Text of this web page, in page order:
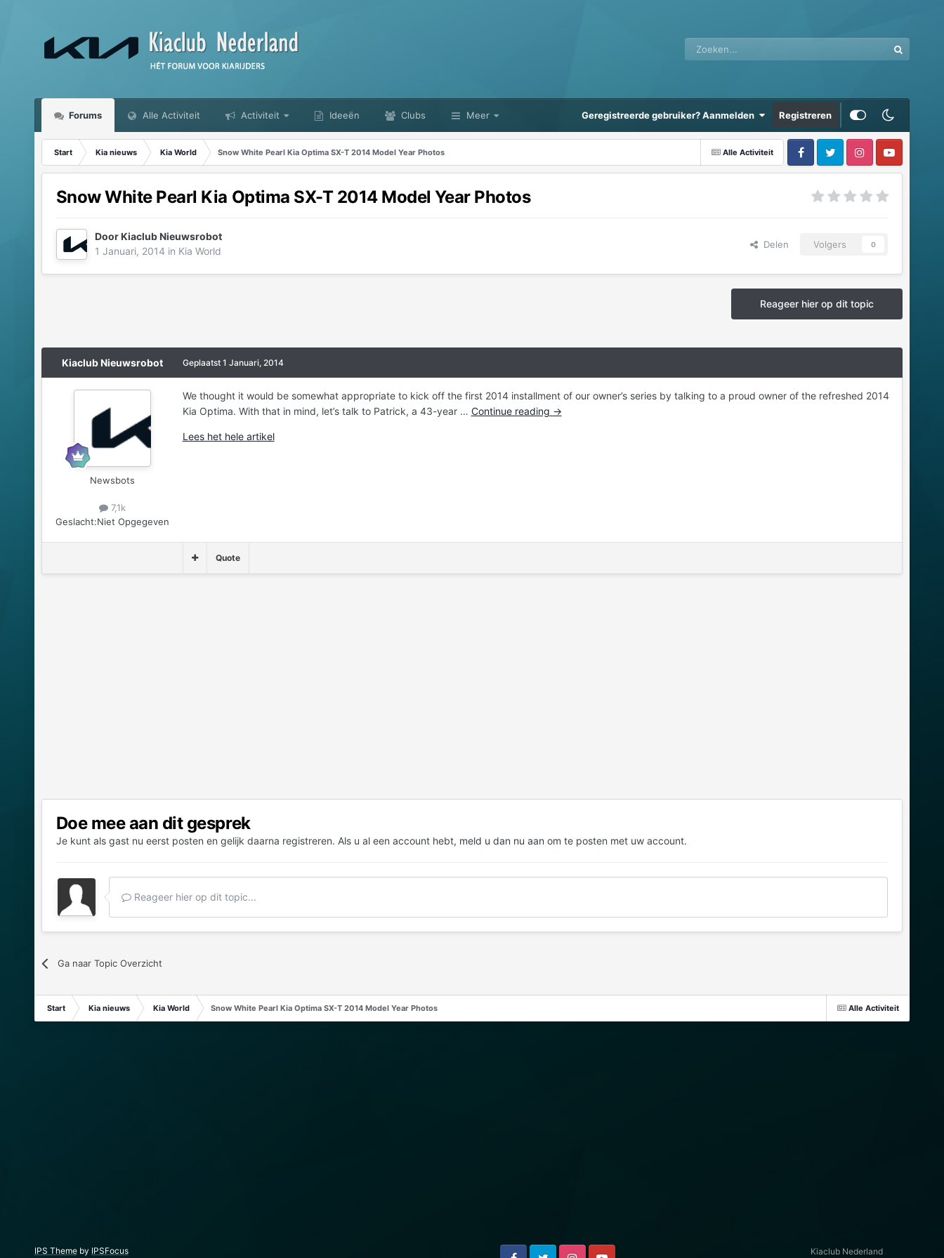
Forums Alle Activiteit Activiteit Ideeën Clubs Meer Geregistreerde gebruiker? Aanmelden Registreren
Alle Activiteit
Start Kia nieuws Kia World Snow White Pearl Kia Optima SX-T 2014 Model Year Photos
Snow White Pearl Kia Optima SX-T 2014 Model Year Photos
DoorKiaclub Nieuwsrobot
1 Januari, 2014 in Kia World
Delen Volgers 0
Reageer hier op dit topic
Kiaclub Nieuwsrobot
Newsbots
7,1k
Geslacht:Niet Opgegeven
Geplaatst 1 Januari, 2014
We thought it would be somewhat appropriate to kick off the first 2014 installment of our owner’s series by talking to a proud owner of the refreshed 2014
Kia Optima. With that in mind, let’s talk to Patrick, a 43-year … Continue reading →
Lees het hele artikel
Quote
Doe mee aan dit gesprek
Je kunt als gast nu eerst posten en gelijk daarna registreren. Als u al een account hebt, meld u dan nu aan om te posten met uw account.
Reageer hier op dit topic...
Ga naar Topic Overzicht
Alle Activiteit
Start Kia nieuws Kia World Snow White Pearl Kia Optima SX-T 2014 Model Year Photos
IPS Themeby IPSFocus Kiaclub Nederland